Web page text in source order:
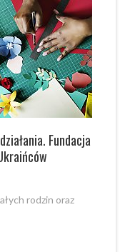
Fundacja
rodzin oraz